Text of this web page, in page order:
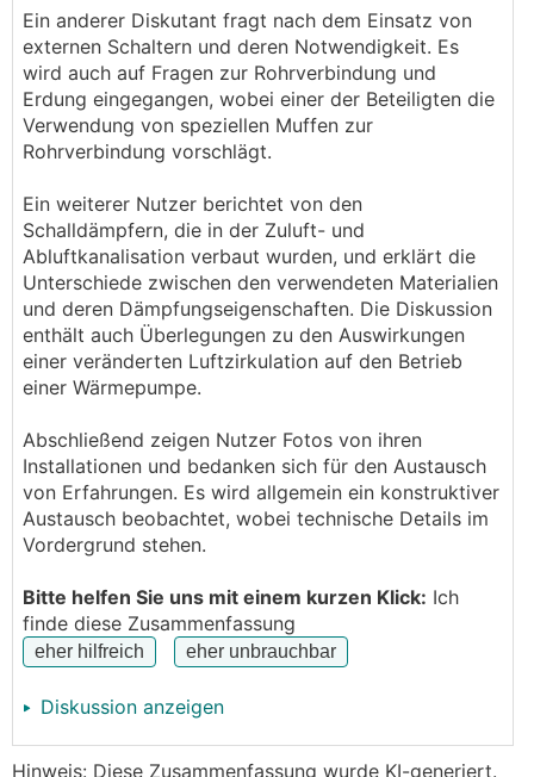
ist) und dem Forum auch etwas zurück geben. (die
zahlreichen Themen hier haben mir immer sehr
geholfen)
Die Lüftungsanlage wurde, wie bei vielen hier, auch
von @leitwolf geplant (einen besseren Planer könnte
ich mir nicht vorstellen, der auch immer für einen Rat
erreichbar war/ist) und ist aber ein wenig anders
aufgebaut, da wir keine bzw. so wenig wie möglich
abgehängte Decken haben wollten. (wir kommen
ohne dieCOMBI-BOX aus)
Vielleicht ist sie deswegen trotzdem interessant für
manche, die schon die Installations Dokus von brink,
rabaum und pedaaa gelesen haben. (die mir
ungemein geholfen haben und für die ich mich hier
ausdrücklich nochmal bedanken möchte)
Ich möchte auch voraus schicken, dass ich keinerlei
Installations/Maschinenbau/Bau oder sonstigen
Background habe (bin Softwareentwickler) und die
Installation sicher nicht die Maßstäbe erfüllt, die z.B.
pedaaa hier vorgelegt hat.😃
Hier die Planung:
Ein anderer Diskutant fragt nach dem Einsatz von
externen Schaltern und deren Notwendigkeit. Es
wird auch auf Fragen zur Rohrverbindung und
Erdung eingegangen, wobei einer der Beteiligten die
Verwendung von speziellen Muffen zur
Rohrverbindung vorschlägt.
Ein weiterer Nutzer berichtet von den
Schalldämpfern, die in der Zuluft- und
Abluftkanalisation verbaut wurden, und erklärt die
Unterschiede zwischen den verwendeten Materialien
und deren Dämpfungseigenschaften. Die Diskussion
enthält auch Überlegungen zu den Auswirkungen
einer veränderten Luftzirkulation auf den Betrieb
einer Wärmepumpe.
Abschließend zeigen Nutzer Fotos von ihren
Installationen und bedanken sich für den Austausch
von Erfahrungen. Es wird allgemein ein konstruktiver
Austausch beobachtet, wobei technische Details im
Vordergrund stehen.
Bitte helfen Sie uns mit einem kurzen Klick: Ich
finde diese Zusammenfassung
Diskussion anzeigen
Hinweis: Diese Zusammenfassung wurde KI-generiert.